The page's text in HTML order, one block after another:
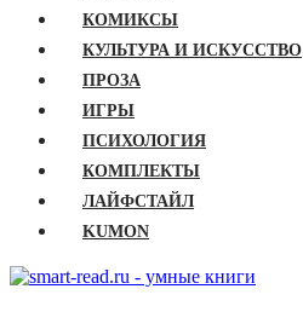
КОМИКСЫ
КУЛЬТУРА И ИСКУССТВО
ПРОЗА
ИГРЫ
ПСИХОЛОГИЯ
КОМПЛЕКТЫ
ЛАЙФСТАЙЛ
KUMON